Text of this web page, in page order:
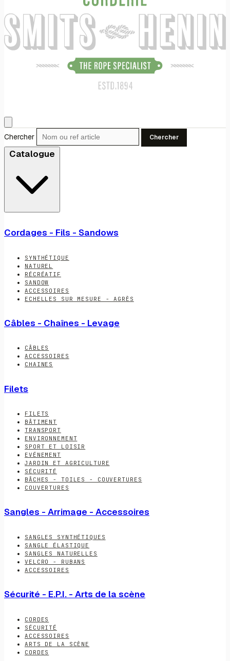
Chercher Chercher
Catalogue
Cordages - Fils - Sandows
SYNTHÉTIQUE
NATUREL
RÉCRÉATIF
SANDOW
ACCESSOIRES
ECHELLES SUR MESURE - AGRÈS
Câbles - Chaînes - Levage
CÂBLES
ACCESSOIRES
CHAINES
Filets
FILETS
BÂTIMENT
TRANSPORT
ENVIRONNEMENT
SPORT ET LOISIR
EVÉNEMENT
JARDIN ET AGRICULTURE
SÉCURITÉ
BÂCHES - TOILES - COUVERTURES
COUVERTURES
Sangles - Arrimage - Accessoires
SANGLES SYNTHÉTIQUES
SANGLE ÉLASTIQUE
SANGLES NATURELLES
VELCRO - RUBANS
ACCESSOIRES
Sécurité - E.P.I. - Arts de la scène
CORDES
SÉCURITÉ
ACCESSOIRES
ARTS DE LA SCÈNE
CORDES